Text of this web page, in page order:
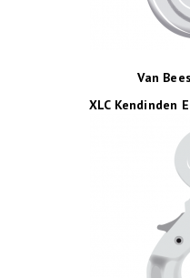
Van
XLC Kendinden